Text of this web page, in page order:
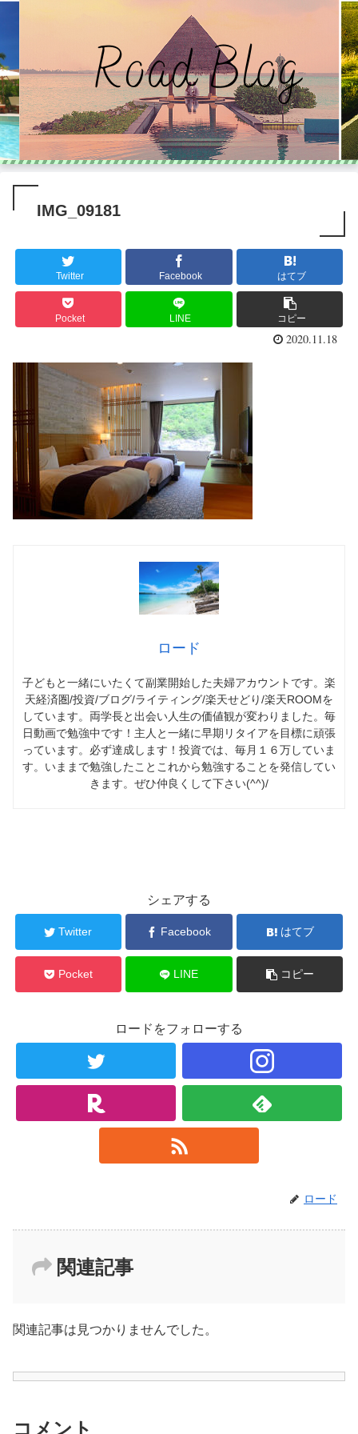
IMG_09181
Twitter Facebook はてブ
Pocket LINE コピー
2020.11.18
ロード
子どもと一緒にいたくて副業開始した夫婦アカウントです。楽
天経済圏/投資/ブログ/ライティング/楽天せどり/楽天ROOMを
しています。両学長と出会い人生の価値観が変わりました。毎
日動画で勉強中です！主人と一緒に早期リタイアを目標に頑張
っています。必ず達成します！投資では、毎月１６万していま
す。いままで勉強したことこれから勉強することを発信してい
きます。ぜひ仲良くして下さい(^^)/
シェアする
Twitter Facebook はてブ
Pocket LINE コピー
ロードをフォローする
ロード
関連記事
関連記事は見つかりませんでした。
コメント